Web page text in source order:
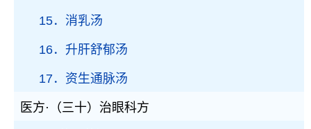
15．消乳汤
16．升肝舒郁汤
17．资生通脉汤
医方·（三十）治眼科方